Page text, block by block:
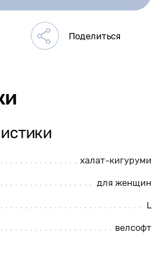
халат-кигуруми
для женщин
L
велсофт